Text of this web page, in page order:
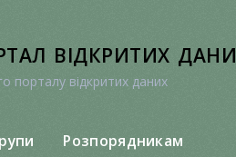
відкритих
порталу відкритих даних
Розпорядникам